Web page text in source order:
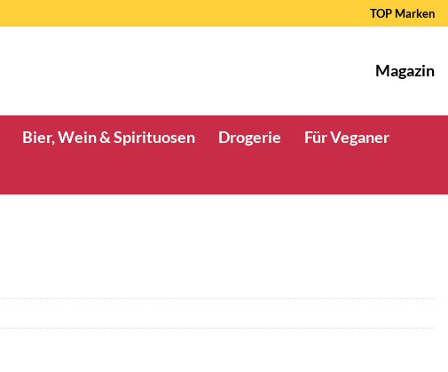
TOP Marken
Magazin
Bier, Wein & Spirituosen Drogerie Für Veganer